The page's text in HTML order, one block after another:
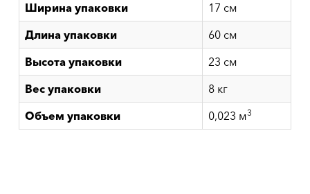
Ширина упаковки
17 см
Длина упаковки
60 см
Высота упаковки
23 см
Вес упаковки
8 кг
Объем упаковки
0,023 м3